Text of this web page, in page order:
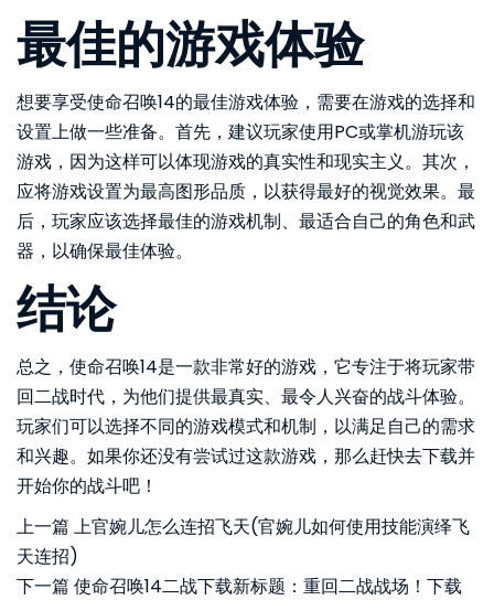
最佳的游戏体验
想要享受使命召唤14的最佳游戏体验，需要在游戏的选择和
设置上做一些准备。首先，建议玩家使用PC或掌机游玩该
游戏，因为这样可以体现游戏的真实性和现实主义。其次，
应将游戏设置为最高图形品质，以获得最好的视觉效果。最
后，玩家应该选择最佳的游戏机制、最适合自己的角色和武
器，以确保最佳体验。
结论
总之，使命召唤14是一款非常好的游戏，它专注于将玩家带
回二战时代，为他们提供最真实、最令人兴奋的战斗体验。
玩家们可以选择不同的游戏模式和机制，以满足自己的需求
和兴趣。如果你还没有尝试过这款游戏，那么赶快去下载并
开始你的战斗吧！
上一篇 上官婉儿怎么连招飞天(官婉儿如何使用技能演绎飞
天连招)
下一篇 使命召唤14二战下载新标题：重回二战战场！下载